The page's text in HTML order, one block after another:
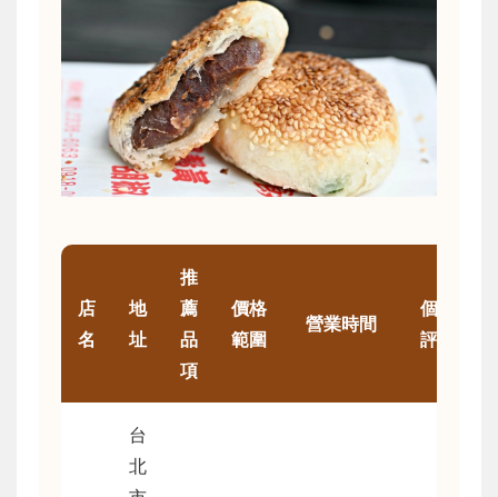
店
名
地
址
推
薦
品
項
價格
範圍
營業時間
個人
評價
台
北